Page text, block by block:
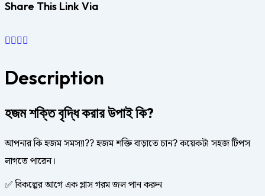
Share This Link Via
Description
হজম শক্তি বৃদ্ধি করার উপাই কি?
আপনার কি হজম সমস্যা?? হজম শক্তি বাড়াতে চান? কয়েকটা সহজ টিপস
লাগতে পারেন।
✅ বিকল্পের আগে এক গ্লাস গরম জল পান করুন